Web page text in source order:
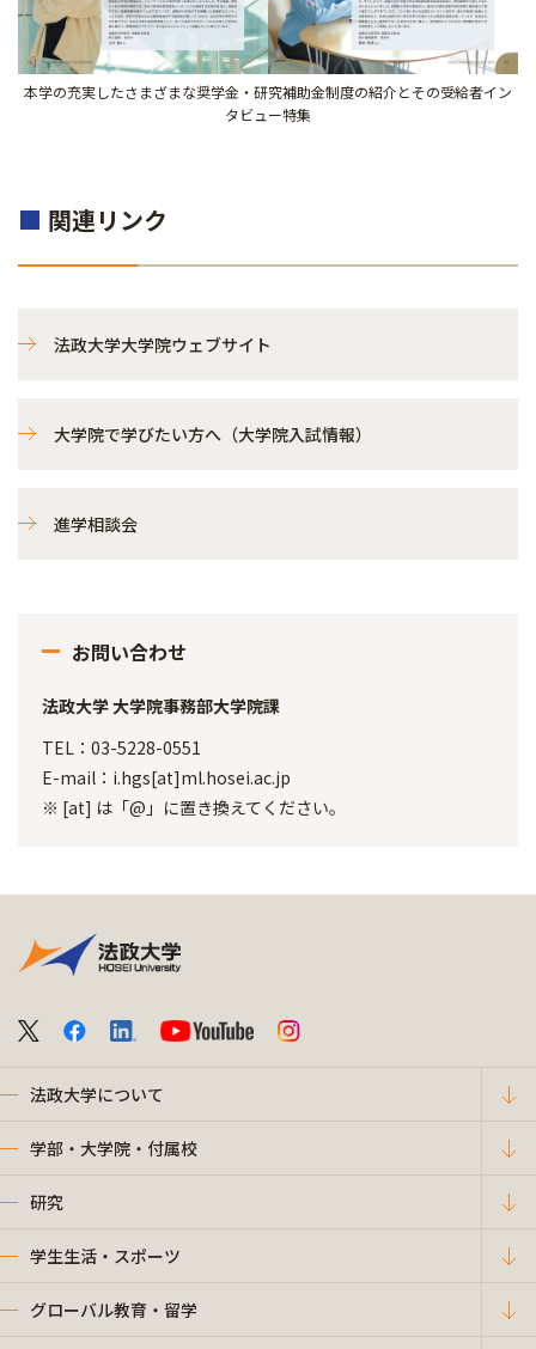
本学の充実したさまざまな奨学金・研究補助金制度の紹介とその受給者イン
タビュー特集
■ 関連リンク
法政大学大学院ウェブサイト
大学院で学びたい方へ（大学院入試情報）
進学相談会
お問い合わせ
法政大学 大学院事務部大学院課
TEL：03-5228-0551
E-mail：i.hgs[at]ml.hosei.ac.jp
※ [at] は「@」に置き換えてください。
法政大学について
学部・大学院・付属校
研究
学生生活・スポーツ
グローバル教育・留学